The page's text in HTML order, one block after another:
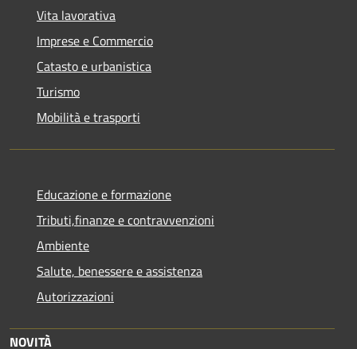
Vita lavorativa
Imprese e Commercio
Catasto e urbanistica
Turismo
Mobilità e trasporti
Educazione e formazione
Tributi,finanze e contravvenzioni
Ambiente
Salute, benessere e assistenza
Autorizzazioni
NOVITÀ